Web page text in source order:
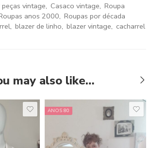
vintage, Casaco vintage, Roupa
anos 2000, Roupas por década
, blazer de linho, blazer vintage, cacharrel
may also like…
ANOS 80